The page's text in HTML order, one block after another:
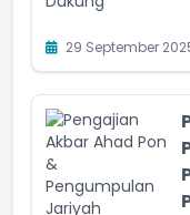
29 September